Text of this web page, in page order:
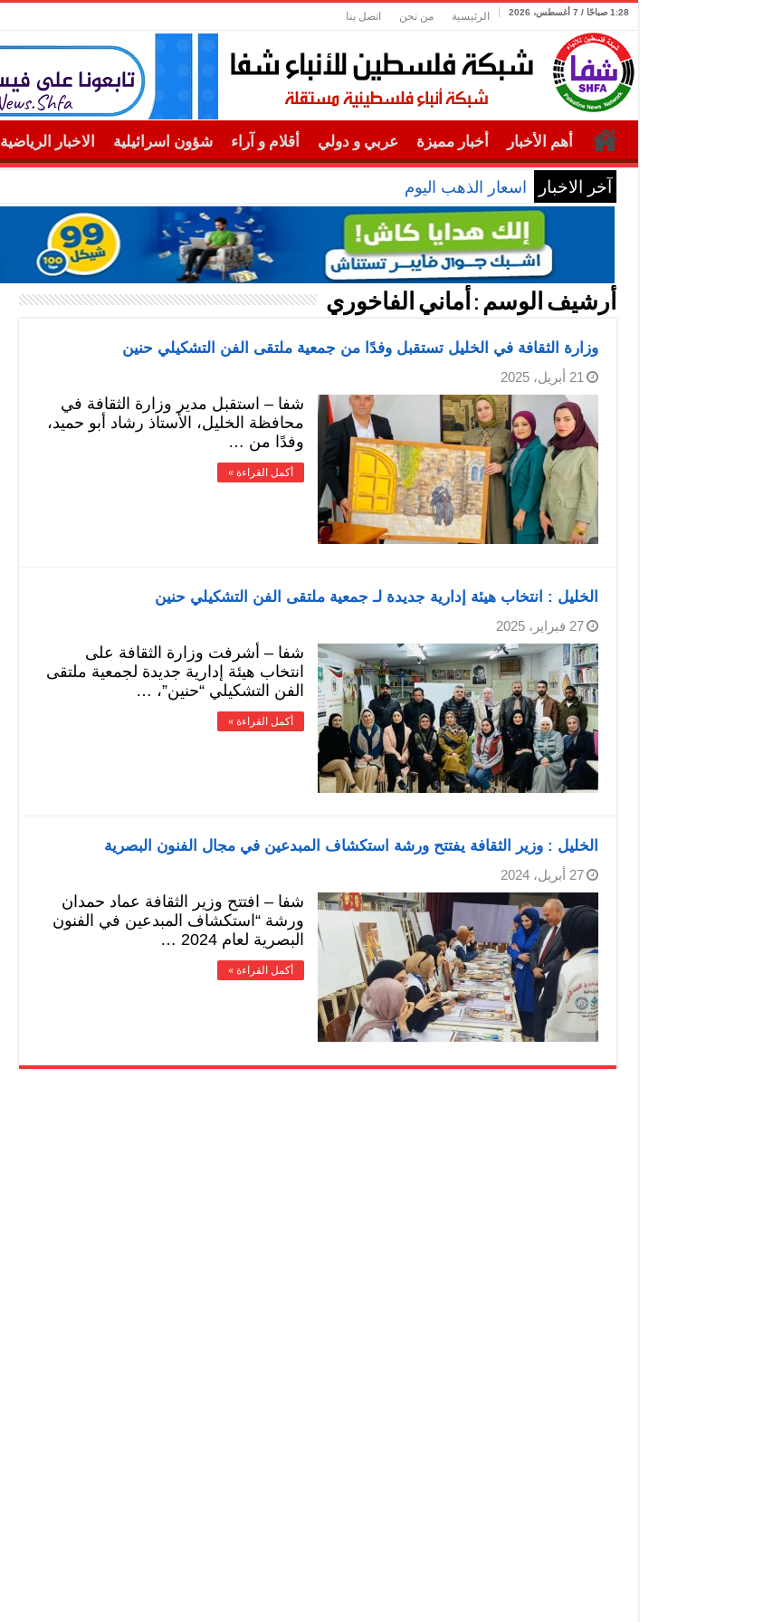
1:28 صباحًا / 7 أغسطس، 2026 الرئيسية من نحن اتصل بنا
أهم الأخبار أخبار مميزة عربي و دولي أقلام و آراء شؤون اسرائيلية الاخبار الرياضية
آخر الاخبار اسعار الذهب اليوم
أرشيف الوسم : أماني الفاخوري
وزارة الثقافة في الخليل تستقبل وفدًا من جمعية ملتقى الفن التشكيلي حنين
21 أبريل، 2025
شفا – استقبل مدير وزارة الثقافة في
محافظة الخليل، الأستاذ رشاد أبو حميد،
وفدًا من …
أكمل القراءة »
الخليل : انتخاب هيئة إدارية جديدة لـ جمعية ملتقى الفن التشكيلي حنين
27 فبراير، 2025
شفا – أشرفت وزارة الثقافة على
انتخاب هيئة إدارية جديدة لجمعية ملتقى
الفن التشكيلي “حنين”، …
أكمل القراءة »
الخليل : وزير الثقافة يفتتح ورشة استكشاف المبدعين في مجال الفنون البصرية
27 أبريل، 2024
شفا – افتتح وزير الثقافة عماد حمدان
ورشة “استكشاف المبدعين في الفنون
البصرية لعام 2024 …
أكمل القراءة »